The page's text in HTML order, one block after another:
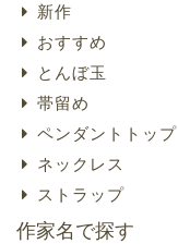
新作
おすすめ
とんぼ玉
帯留め
ペンダントトップ
ネックレス
ストラップ
作家名で探す